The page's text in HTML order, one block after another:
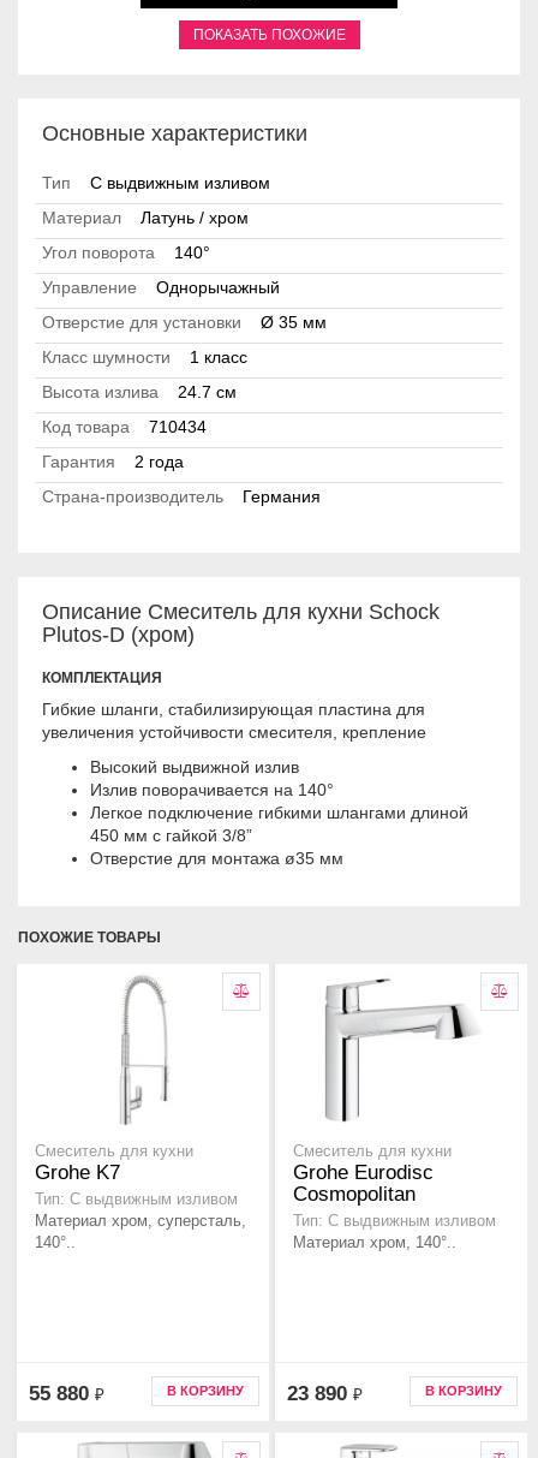
ПОКАЗАТЬ ПОХОЖИЕ
Основные характеристики
Тип
С выдвижным изливом
Материал
Латунь / хром
Угол поворота
140°
Управление
Однорычажный
Отверстие для установки
Ø 35 мм
Класс шумности
1 класс
Высота излива
24.7 см
Код товара
710434
Гарантия
2 года
Страна-производитель
Германия
Описание Смеситель для кухни Schock
Plutos-D (хром)
КОМПЛЕКТАЦИЯ
Гибкие шланги, стабилизирующая пластина для
увеличения устойчивости смесителя, крепление
Высокий выдвижной излив
Излив поворачивается на 140°
Легкое подключение гибкими шлангами длиной
450 мм с гайкой 3/8”
Отверстие для монтажа ø35 мм
ПОХОЖИЕ ТОВАРЫ
Смеситель для кухни
Grohe K7
Тип: С выдвижным изливом
Материал хром, суперсталь,
140°..
55 880 ₽ В КОРЗИНУ
Смеситель для кухни
Grohe Eurodisc
Cosmopolitan
Тип: С выдвижным изливом
Материал хром, 140°..
23 890 ₽ В КОРЗИНУ